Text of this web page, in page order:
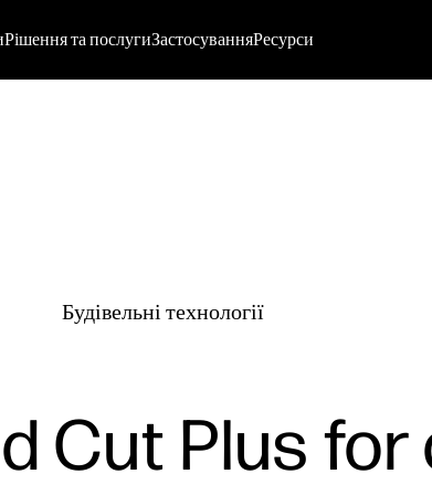
Рішення та послугиЗастосуванняРесурси
Будівельні технології
Cut Plus